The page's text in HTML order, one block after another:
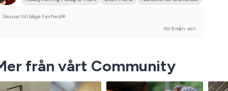
Skruvar till båge Fairfield®
för 9 mån. sen
från vårt Community